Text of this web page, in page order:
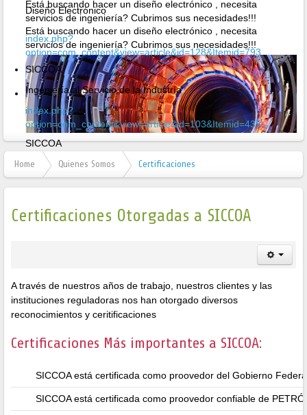
Diseño Electrónico
Está buscando hacer un diseño electrónico , necesita
servicios de ingeniería? Cubrimos sus necesidades!!!
SICCOA
Ingeniería al Servicio de la Industría
Está buscando hacer un diseño electrónico , necesita
servicios de ingeniería? Cubrimos sus necesidades!!!
index.php?
option=com_content&view=article&id=128&Itemid=793
SICCOA
Ingeniería al Servicio de la Industría
index.php?
option=com_content&view=article&id=103&Itemid=435
Home Quienes Somos Certificaciones
Certificaciones Otorgadas a SICCOA
A través de nuestros años de trabajo, nuestros clientes y las
instituciones reguladoras nos han otorgado diversos
reconocimientos y ceritificaciones
Certificaciones Más importantes a SICCOA:
SICCOA está certificada como proovedor del Gobierno
SICCOA está certificada como proovedor confiable de